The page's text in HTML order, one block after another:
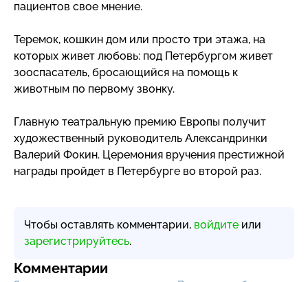
пациентов свое мнение.
Теремок, кошкин дом или просто три этажа, на
которых живет любовь: под Петербургом живет
зооспасатель, бросающийся на помощь к
животным по первому звонку.
Главную театральную премию Европы получит
художественный руководитель Александринки
Валерий Фокин. Церемония вручения престижной
награды пройдет в Петербурге во второй раз.
Чтобы оставлять комментарии, войдите или
зарегистрируйтесь.
Комментарии